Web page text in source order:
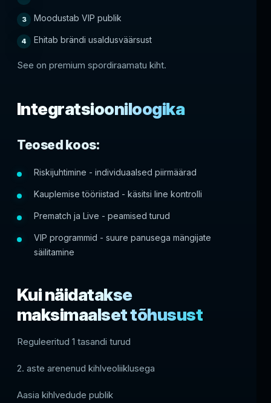
Moodustab VIP publik
Ehitab brändi usaldusväärsust
See on premium spordiraamatu kiht.
Integratsiooniloogika
Teosed koos:
Riskijuhtimine - individuaalsed piirmäärad
Kauplemise tööriistad - käsitsi line kontrolli
Prematch ja Live - peamised turud
VIP programmid - suure panusega mängijate
säilitamine
Kui näidatakse
maksimaalset tõhusust
Reguleeritud 1 tasandi turud
2. aste arenenud kihlveoliiklusega
Aasia kihlvedude publik